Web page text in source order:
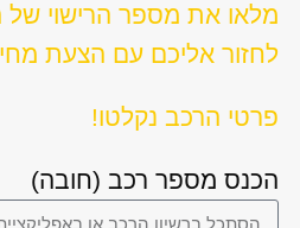
מלאו את מספר הרישוי של
לחזור אליכם עם הצעת
פרטי הרכב נקלטו!
הכנס מספר רכב (חובה)